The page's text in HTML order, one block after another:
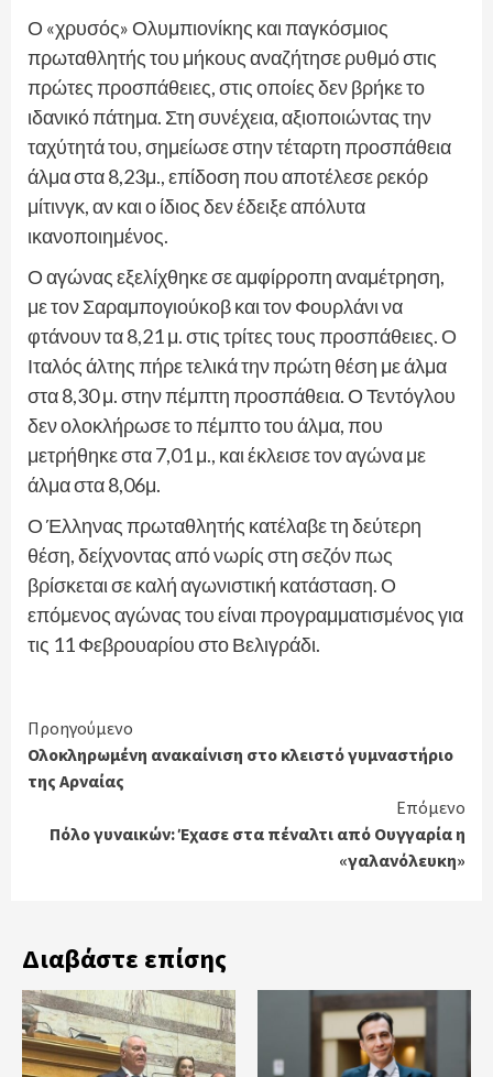
Ο «χρυσός» Ολυμπιονίκης και παγκόσμιος
πρωταθλητής του μήκους αναζήτησε ρυθμό στις
πρώτες προσπάθειες, στις οποίες δεν βρήκε το
ιδανικό πάτημα. Στη συνέχεια, αξιοποιώντας την
ταχύτητά του, σημείωσε στην τέταρτη προσπάθεια
άλμα στα 8,23μ., επίδοση που αποτέλεσε ρεκόρ
μίτινγκ, αν και ο ίδιος δεν έδειξε απόλυτα
ικανοποιημένος.
Ο αγώνας εξελίχθηκε σε αμφίρροπη αναμέτρηση,
με τον Σαραμπογιούκοβ και τον Φουρλάνι να
φτάνουν τα 8,21 μ. στις τρίτες τους προσπάθειες. Ο
Ιταλός άλτης πήρε τελικά την πρώτη θέση με άλμα
στα 8,30 μ. στην πέμπτη προσπάθεια. Ο Τεντόγλου
δεν ολοκλήρωσε το πέμπτο του άλμα, που
μετρήθηκε στα 7,01 μ., και έκλεισε τον αγώνα με
άλμα στα 8,06μ.
Ο Έλληνας πρωταθλητής κατέλαβε τη δεύτερη
θέση, δείχνοντας από νωρίς στη σεζόν πως
βρίσκεται σε καλή αγωνιστική κατάσταση. Ο
επόμενος αγώνας του είναι προγραμματισμένος για
τις 11 Φεβρουαρίου στο Βελιγράδι.
Continue
Reading
Προηγούμενο
Ολοκληρωμένη ανακαίνιση στο κλειστό γυμναστήριο
της Αρναίας
Επόμενο
Πόλο γυναικών: Έχασε στα πέναλτι από Ουγγαρία η
«γαλανόλευκη»
Διαβάστε επίσης